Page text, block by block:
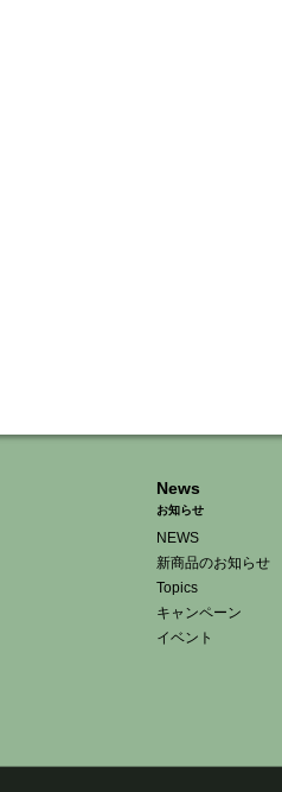
News
お知らせ
NEWS
新商品のお知らせ
Topics
キャンペーン
イベント